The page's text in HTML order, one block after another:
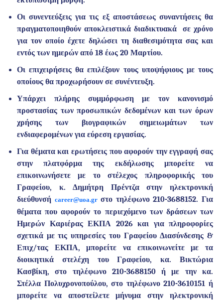
Οι συνεντεύξεις για τις εξ αποστάσεως συναντήσεις θα
πραγματοποιηθούν αποκλειστικά διαδικτυακά σε χρόνο
για τον οποίο έχετε δηλώσει τη διαθεσιμότητα σας και
εντός των ημερών από 18 έως 20 Μαρτίου.
Οι επιχειρήσεις θα επιλέξουν τους υποψήφιους με τους
οποίους θα προχωρήσουν σε συνέντευξη.
Υπάρχει πλήρης συμμόρφωση με τον κανονισμό
προστασίας των προσωπικών δεδομένων και των όρων
χρήσης των βιογραφικών σημειωμάτων των
ενδιαφερομένων για εύρεση εργασίας.
Για θέματα και ερωτήσεις που αφορούν την εγγραφή σας
στην πλατφόρμα της εκδήλωσης μπορείτε να
επικοινωνήσετε με το στέλεχος πληροφορικής του
Γραφείου, κ. Δημήτρη Πρέντζαστην ηλεκτρονική
διεύθυνσή career@uoa.grστο τηλέφωνο210-3688152. Για
θέματα που αφορούν το περιεχόμενο των δράσεων των
Ημερών Καριέρας ΕΚΠΑ 2026 και για πληροφορίες
σχετικά με τις υπηρεσίες του Γραφείου Διασύνδεσης &
Επιχ/τας ΕΚΠΑ, μπορείτε να επικοινωνείτε με τα
διοικητικά στελέχη του Γραφείου,κα. Βικτώρια
Κασβίκη, στο τηλέφωνο 210-3688150ή με τηνκα.
Στέλλα Πολυχρονοπούλου, στο τηλέφωνο210-3610151 ή
μπορείτε να αποστείλετε μήνυμα στην ηλεκτρονική